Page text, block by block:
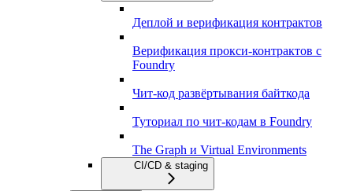
Деплой и верификация контрактов
Верификация прокси-контрактов с
Foundry
Чит-код развёртывания байткода
Туториал по чит-кодам в Foundry
The Graph и Virtual Environments
CI/CD & staging